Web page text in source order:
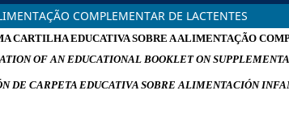
COMPLEMENTAR DE LACTENTES